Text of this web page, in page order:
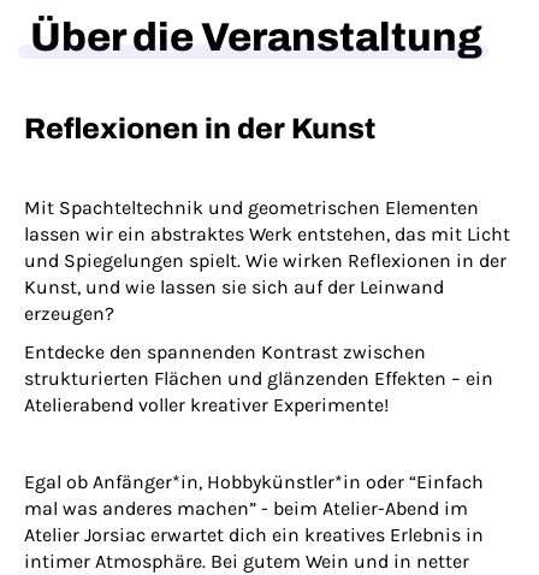
Über die Veranstaltung
Reflexionen in der Kunst
Mit Spachteltechnik und geometrischen Elementen
lassen wir ein abstraktes Werk entstehen, das mit Licht
und Spiegelungen spielt. Wie wirken Reflexionen in der
Kunst, und wie lassen sie sich auf der Leinwand
erzeugen?
Entdecke den spannenden Kontrast zwischen
strukturierten Flächen und glänzenden Effekten – ein
Atelierabend voller kreativer Experimente!
Egal ob Anfänger*in, Hobbykünstler*in oder “Einfach
mal was anderes machen” - beim Atelier-Abend im
Atelier Jorsiac erwartet dich ein kreatives Erlebnis in
intimer Atmosphäre. Bei gutem Wein und in netter